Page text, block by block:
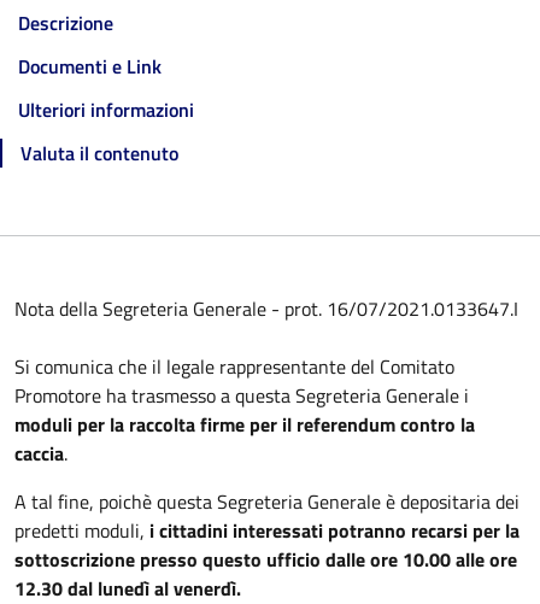
Descrizione
Documenti e Link
Ulteriori informazioni
Valuta il contenuto
Nota della Segreteria Generale - prot. 16/07/2021.0133647.I
Si comunica che il legale rappresentante del Comitato
Promotore ha trasmesso a questa Segreteria Generale i
moduli per la raccolta firme per il referendum contro la
caccia.
A tal fine, poichè questa Segreteria Generale è depositaria dei
predetti moduli, i cittadini interessati potranno recarsi per la
sottoscrizione presso questo ufficio dalle ore 10.00 alle ore
12.30 dal lunedì al venerdì.